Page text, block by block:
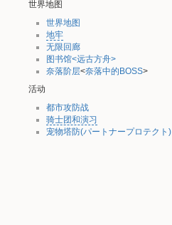
世界地图
世界地图
地牢
无限回廊
图书馆<远古方舟>
奈落阶层<奈落中的BOSS>
活动
都市攻防战
骑士团和演习
宠物塔防(パートナープロテクト)